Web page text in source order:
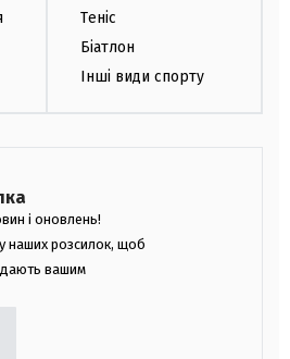
Теніс
Біатлон
Інші види спорту
і оновлень!
наших розсилок, щоб
вашим